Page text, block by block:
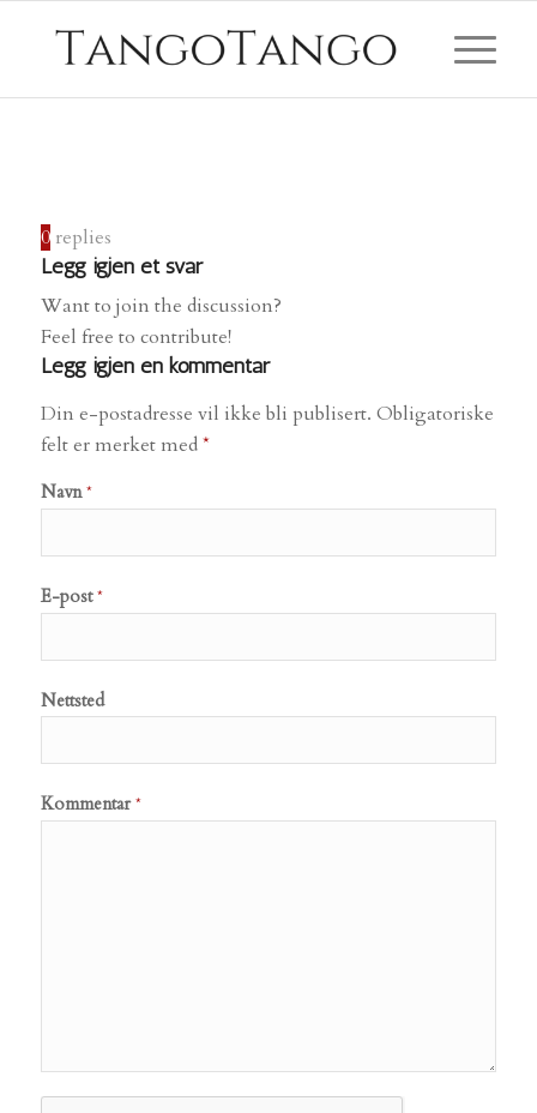
0 replies
Legg igjen et svar
Want to join the discussion?
Feel free to contribute!
Legg igjen en kommentar
Din e-postadresse vil ikke bli publisert. Obligatoriske
felt er merket med*
Navn*
E-post*
Nettsted
Kommentar*